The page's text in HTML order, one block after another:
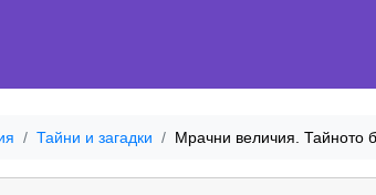
Тайни и загадки Мрачни величия. Тайното